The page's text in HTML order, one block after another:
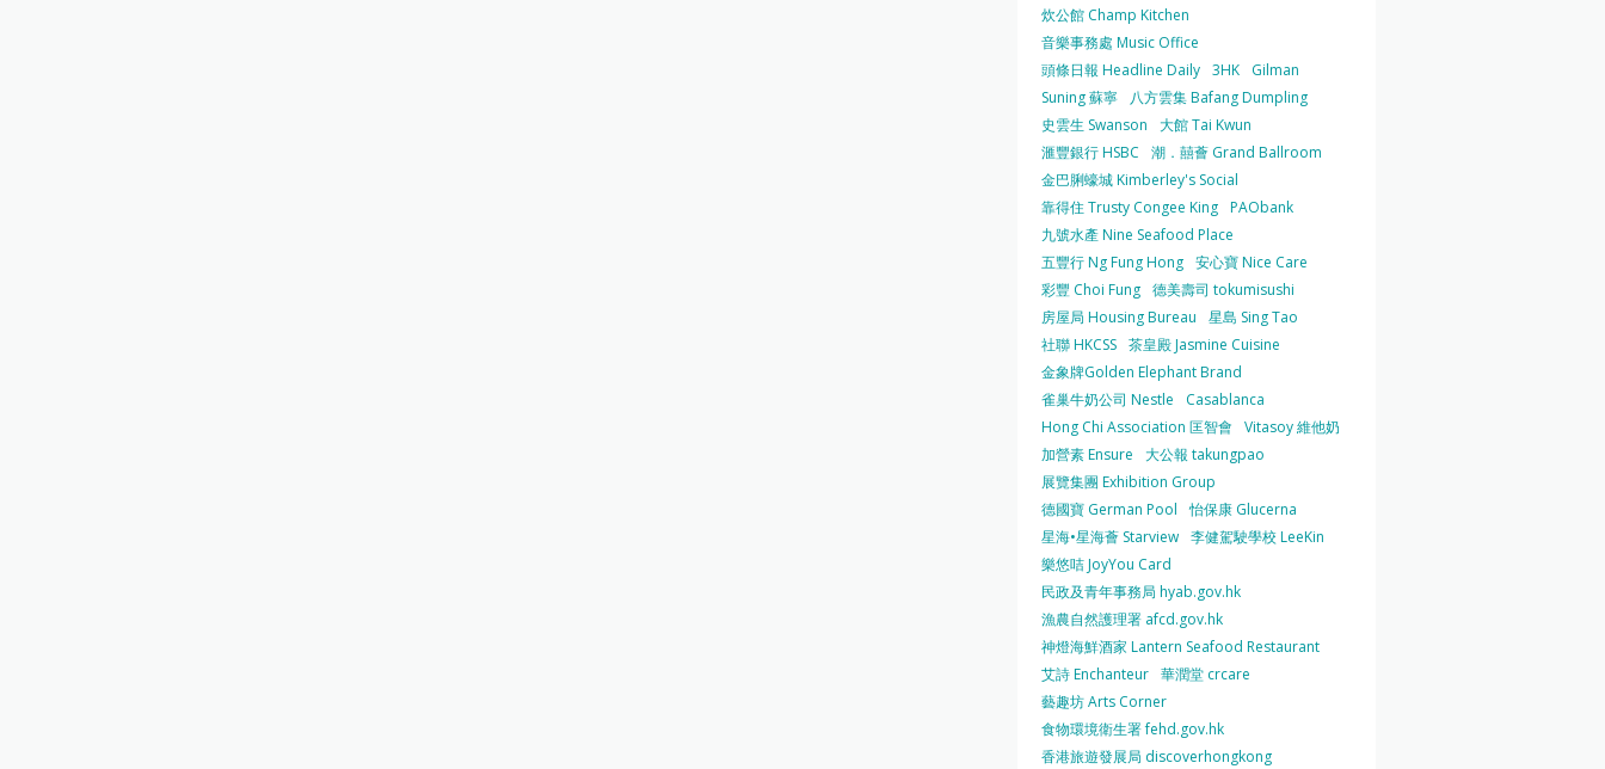
炊公館 Champ Kitchen
音樂事務處 Music Office
頭條日報 Headline Daily 3HK
Gilman
Suning 蘇寧
八方雲集 Bafang Dumpling
史雲生 Swanson
大館 Tai Kwun
滙豐銀行 HSBC
潮．囍薈 Grand Ballroom
金巴脷蠔城 Kimberley's Social
靠得住 Trusty Congee King PAObank
九號水產 Nine Seafood Place
五豐行 Ng Fung Hong 安心寶 Nice Care
彩豐 Choi Fung 德美壽司 tokumisushi
房屋局 Housing Bureau
星島 Sing Tao
社聯 HKCSS 茶皇殿 Jasmine Cuisine
金象牌Golden Elephant Brand
雀巢牛奶公司 Nestle
Casablanca
Hong Chi Association 匡智會
Vitasoy 維他奶
加營素 Ensure
大公報 takungpao
展覽集團 Exhibition Group
德國寶 German Pool
怡保康 Glucerna
星海•星海薈 Starview 李健駕駛學校 LeeKin
樂悠咭 JoyYou Card
民政及青年事務局 hyab.gov.hk
漁農自然護理署 afcd.gov.hk
神燈海鮮酒家 Lantern Seafood Restaurant
艾詩 Enchanteur 華潤堂 crcare
藝趣坊 Arts Corner
食物環境衛生署 fehd.gov.hk
香港旅遊發展局 discoverhongkong